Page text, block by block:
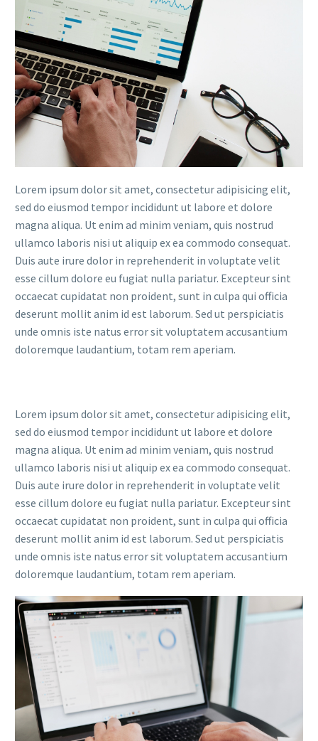
Lorem ipsum dolor sit amet, consectetur adipisicing elit,
sed do eiusmod tempor incididunt ut labore et dolore
magna aliqua. Ut enim ad minim veniam, quis nostrud
ullamco laboris nisi ut aliquip ex ea commodo consequat.
Duis aute irure dolor in reprehenderit in voluptate velit
esse cillum dolore eu fugiat nulla pariatur. Excepteur sint
occaecat cupidatat non proident, sunt in culpa qui officia
deserunt mollit anim id est laborum. Sed ut perspiciatis
unde omnis iste natus error sit voluptatem accusantium
doloremque laudantium, totam rem aperiam.
Lorem ipsum dolor sit amet, consectetur adipisicing elit,
sed do eiusmod tempor incididunt ut labore et dolore
magna aliqua. Ut enim ad minim veniam, quis nostrud
ullamco laboris nisi ut aliquip ex ea commodo consequat.
Duis aute irure dolor in reprehenderit in voluptate velit
esse cillum dolore eu fugiat nulla pariatur. Excepteur sint
occaecat cupidatat non proident, sunt in culpa qui officia
deserunt mollit anim id est laborum. Sed ut perspiciatis
unde omnis iste natus error sit voluptatem accusantium
doloremque laudantium, totam rem aperiam.